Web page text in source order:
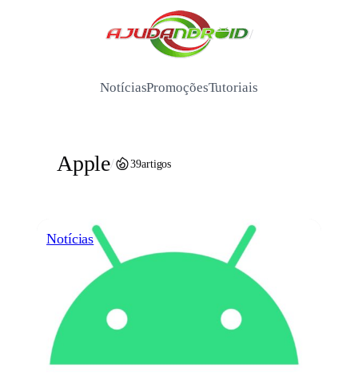
/
NotíciasPromoçõesTutoriais
Apple/ 39artigos
Notícias